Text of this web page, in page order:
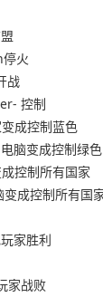
火
战
控制
成控制蓝色
脑变成控制绿色
控制所有国家
成控制所有国
家胜利
家战败